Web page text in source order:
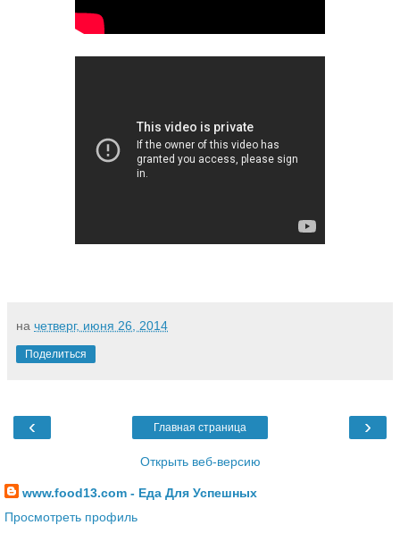
на четверг, июня 26, 2014
Поделиться
‹ ›
Главная страница
Открыть веб-версию
www.food13.com - Еда Для Успешных
Просмотреть профиль